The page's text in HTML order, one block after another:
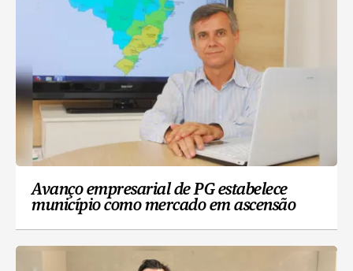
Avanço empresarial de PG estabelece
município como mercado em ascensão